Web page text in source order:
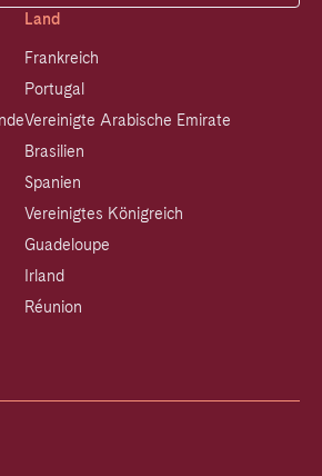
Land
Frankreich
Portugal
Vereinigte Arabische Emirate
Brasilien
Spanien
Vereinigtes Königreich
Guadeloupe
Irland
Réunion